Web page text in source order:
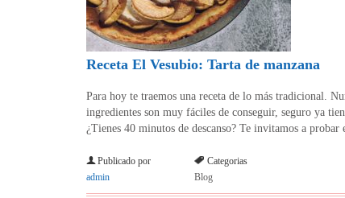
Receta El Vesubio: Tarta de manzana
Para hoy te traemos una receta de lo más tradicional.
ingredientes son muy fáciles de conseguir, seguro ya
¿Tienes 40 minutos de descanso? Te invitamos a
Publicado por
admin
Categorias
Blog